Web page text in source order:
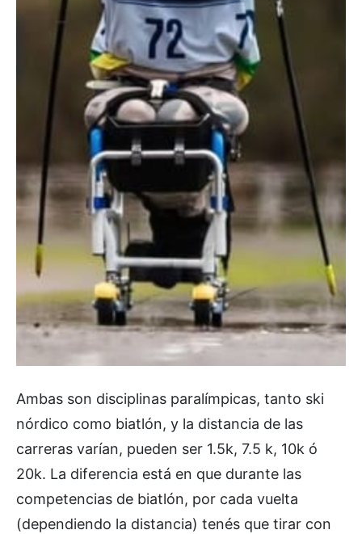
Ambas son disciplinas paralímpicas, tanto ski
nórdico como biatlón, y la distancia de las
carreras varían, pueden ser 1.5k, 7.5 k, 10k ó
20k. La diferencia está en que durante las
competencias de biatlón, por cada vuelta
(dependiendo la distancia) tenés que tirar con